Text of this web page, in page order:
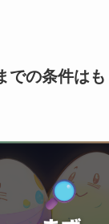
での条件は